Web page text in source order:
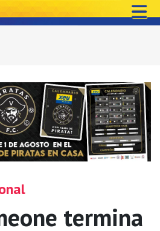
termina